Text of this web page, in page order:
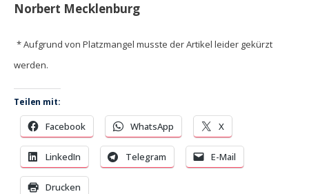
Norbert Mecklenburg
* Aufgrund von Platzmangel musste der Artikel leider gekürzt
werden.
Teilen mit:
Facebook WhatsApp X
LinkedIn Telegram E-Mail
Drucken